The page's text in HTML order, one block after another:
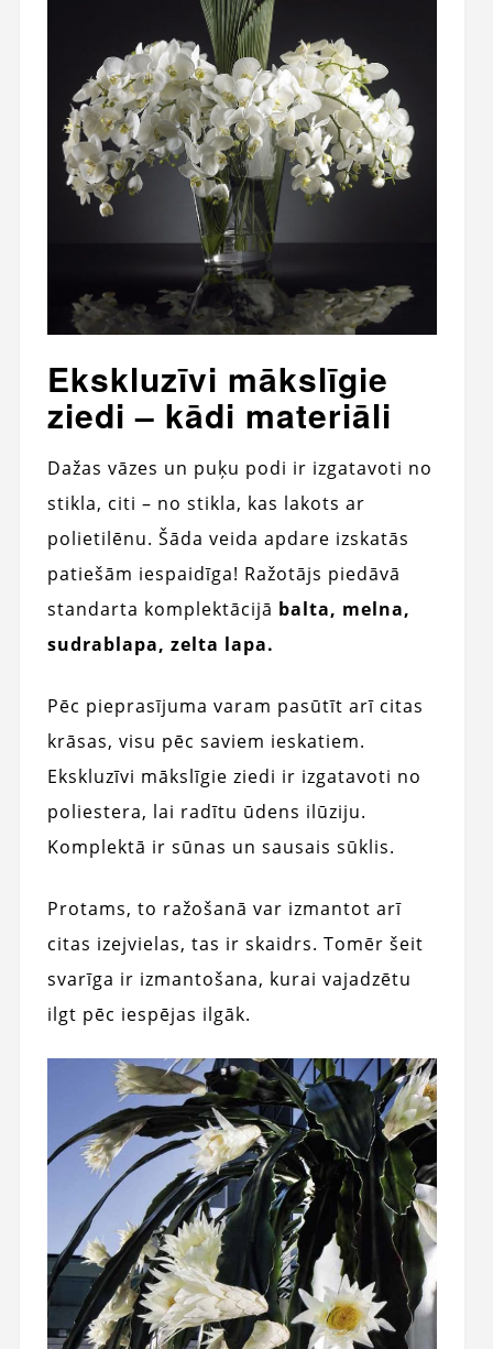
Ekskluzīvi mākslīgie
ziedi – kādi materiāli
Dažas vāzes un puķu podi ir izgatavoti no
stikla, citi – no stikla, kas lakots ar
polietilēnu. Šāda veida apdare izskatās
patiešām iespaidīga! Ražotājs piedāvā
standarta komplektācijā balta, melna,
sudrablapa, zelta lapa.
Pēc pieprasījuma varam pasūtīt arī citas
krāsas, visu pēc saviem ieskatiem.
Ekskluzīvi mākslīgie ziedi ir izgatavoti no
poliestera, lai radītu ūdens ilūziju.
Komplektā ir sūnas un sausais sūklis.
Protams, to ražošanā var izmantot arī
citas izejvielas, tas ir skaidrs. Tomēr šeit
svarīga ir izmantošana, kurai vajadzētu
ilgt pēc iespējas ilgāk.